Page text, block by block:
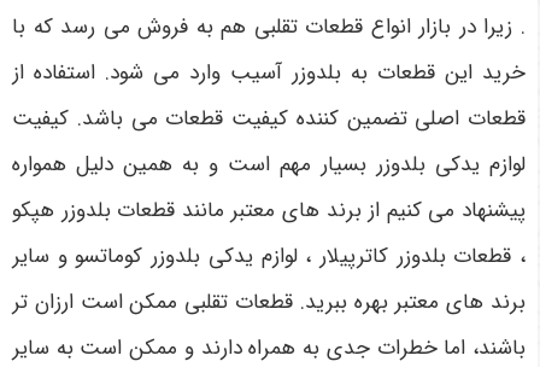
. زیرا در بازار انواع قطعات تقلبی هم به فروش می رسد که با
خرید این قطعات به بلدوزر آسیب وارد می شود. استفاده از
قطعات اصلی تضمین کننده کیفیت قطعات می باشد. کیفیت
لوازم یدکی بلدوزر بسیار مهم است و به همین دلیل همواره
پیشنهاد می کنیم از برند های معتبر مانند قطعات بلدوزر هپکو
، قطعات بلدوزر کاترپیلار ، لوازم یدکی بلدوزر کوماتسو و سایر
برند های معتبر بهره ببرید. قطعات تقلبی ممکن است ارزان‌ تر
باشند، اما خطرات جدی به همراه دارند و ممکن است به سایر